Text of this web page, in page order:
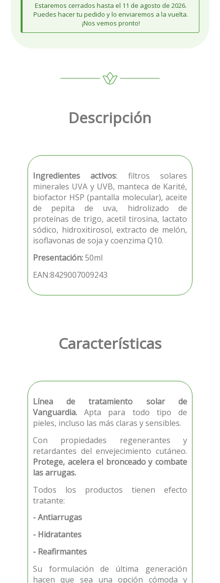
Estaremos cerrados hasta el 11 de agosto de 2026.
Puedes hacer tu pedido y lo enviaremos a la vuelta.
¡Nos vemos pronto!
Descripción
Ingredientes activos: filtros solares
minerales UVA y UVB, manteca de Karité,
biofactor HSP (pantalla molecular), aceite
de pepita de uva, hidrolizado de
proteínas de trigo, acetil tirosina, lactato
sódico, hidroxitirosol, extracto de melón,
isoflavonas de soja y coenzima Q10.
Presentación:50ml
EAN:8429007009243
Características
Línea de tratamiento solar de
Vanguardia. Apta para todo tipo de
pieles, incluso las más claras y sensibles.
Con propiedades regenerantes y
retardantes del envejecimiento cutáneo.
Protege, acelera el bronceado y combate
las arrugas.
Todos los productos tienen efecto
tratante:
- Antiarrugas
- Hidratantes
- Reafirmantes
Su formulación de última generación
hacen que sea una opción cómoda y